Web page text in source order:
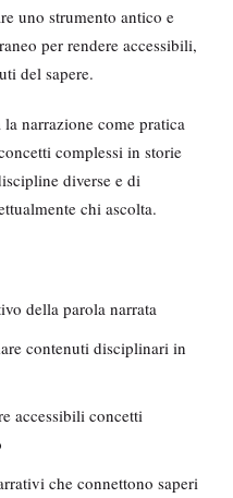
uno strumento antico e
per rendere accessibili,
del sapere.
narrazione come pratica
complessi in storie
diverse e di
chi ascolta.
della parola narrata
contenuti disciplinari in
accessibili concetti
che connettono saperi